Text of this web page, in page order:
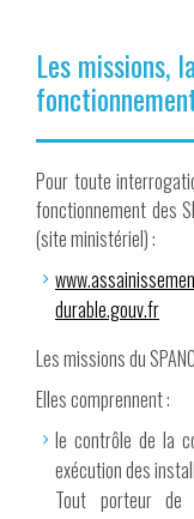
Les missions,
Pour toute
fonctionnement des
(site ministériel) :
durable.gouv.fr
Les missions du
Elles comprennent :
le contrôle de la
exécution des
Tout porteur de